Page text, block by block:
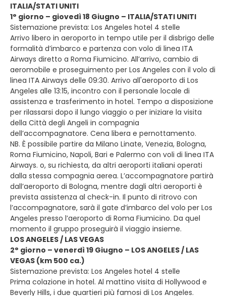
ITALIA/STATI UNITI
1° giorno – giovedì 18 Giugno – ITALIA/STATI UNITI
Sistemazione prevista: Los Angeles hotel 4 stelle
Arrivo libero in aeroporto in tempo utile per il disbrigo delle
formalità d’imbarco e partenza con volo di linea ITA
Airways diretto a Roma Fiumicino. All’arrivo, cambio di
aeromobile e proseguimento per Los Angeles con il volo di
linea ITA Airways delle 09:30. Arrivo all'aeroporto di Los
Angeles alle 13:15, incontro con il personale locale di
assistenza e trasferimento in hotel. Tempo a disposizione
per rilassarsi dopo il lungo viaggio o per iniziare la visita
della Città degli Angeli in compagnia
dell’accompagnatore. Cena libera e pernottamento.
NB. È possibile partire da Milano Linate, Venezia, Bologna,
Roma Fiumicino, Napoli, Bari e Palermo con voli di linea ITA
Airways. o, su richiesta, da altri aeroporti italiani operati
dalla stessa compagnia aerea. L’accompagnatore partirà
dall’aeroporto di Bologna, mentre dagli altri aeroporti è
prevista assistenza al check-in. Il punto di ritrovo con
l’accompagnatore, sarà il gate d’imbarco del volo per Los
Angeles presso l’aeroporto di Roma Fiumicino. Da quel
momento il gruppo proseguirà il viaggio insieme.
LOS ANGELES / LAS VEGAS
2° giorno – venerdì 19 Giugno – LOS ANGELES / LAS
VEGAS (km 500 ca.)
Sistemazione prevista: Los Angeles hotel 4 stelle
Prima colazione in hotel. Al mattino visita di Hollywood e
Beverly Hills, i due quartieri più famosi di Los Angeles.